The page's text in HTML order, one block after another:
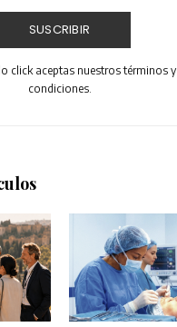
SUSCRIBIR
click aceptas nuestros términos y
condiciones.